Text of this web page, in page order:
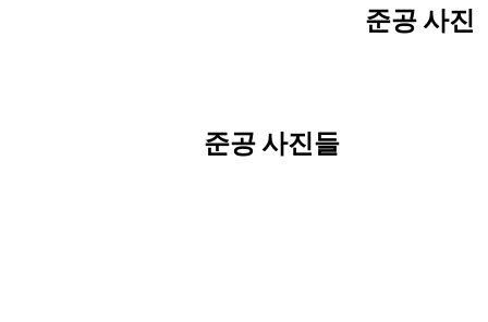
준공 사진
준공 사진들